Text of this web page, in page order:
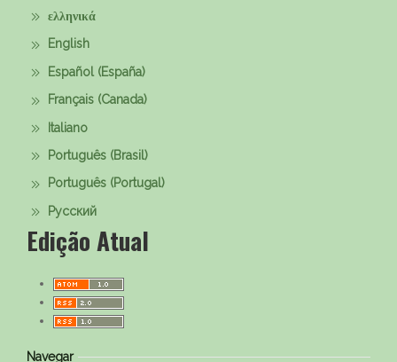
ελληνικά
English
Español (España)
Français (Canada)
Italiano
Português (Brasil)
Português (Portugal)
Русский
Edição Atual
Navegar